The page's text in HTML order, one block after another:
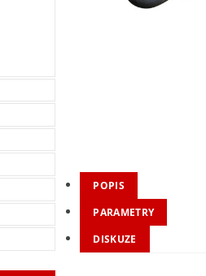
POPIS
PARAMETRY
DISKUZE